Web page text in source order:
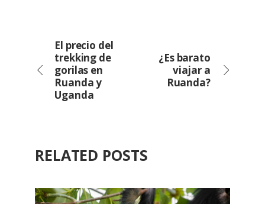
El precio del
trekking de
gorilas en
Ruanda y
Uganda
¿Es barato
viajar a
Ruanda?
RELATED POSTS